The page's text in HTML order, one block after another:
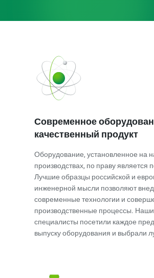
Современное
качественный продукт
Оборудование, установленное на
производствах, по праву является
Лучшие образцы российской и
инженерной мысли позволяют
современные технологии и
производственные процессы. Наши
специалисты посетили каждое
выпуску оборудования и выбрали